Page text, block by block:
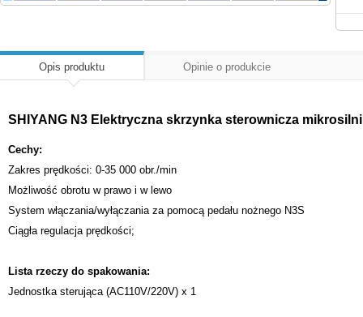
Opis produktu Opinie o produkcie
SHIYANG N3 Elektryczna skrzynka sterownicza
Cechy:
Zakres prędkości: 0-35 000 obr./min
Możliwość obrotu w prawo i w lewo
System włączania/wyłączania za pomocą pedału nożnego N3S
Ciągła regulacja prędkości;
Lista rzeczy do spakowania:
Jednostka sterująca (AC110V/220V) x 1